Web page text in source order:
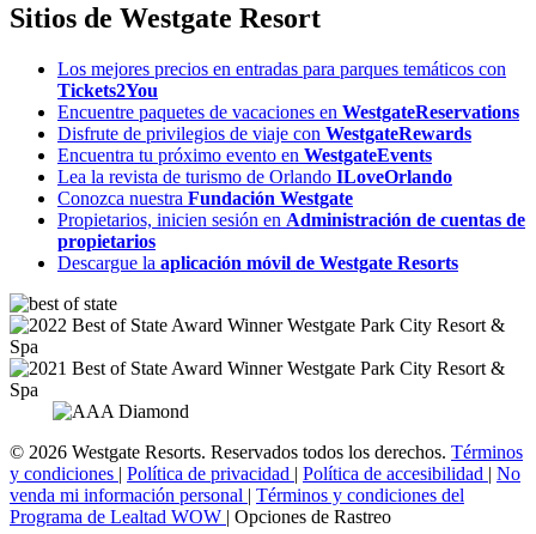
Sitios de Westgate Resort
Los mejores precios en entradas para parques temáticos con
Tickets2You
Encuentre paquetes de vacaciones en WestgateReservations
Disfrute de privilegios de viaje con WestgateRewards
Encuentra tu próximo evento en WestgateEvents
Lea la revista de turismo de Orlando ILoveOrlando
Conozca nuestra Fundación Westgate
Propietarios, inicien sesión en Administración de cuentas de
propietarios
Descargue la aplicación móvil de Westgate Resorts
© 2026 Westgate Resorts. Reservados todos los derechos. Términos
y condiciones | Política de privacidad | Política de accesibilidad | No
venda mi información personal | Términos y condiciones del
Programa de Lealtad WOW | Opciones de Rastreo